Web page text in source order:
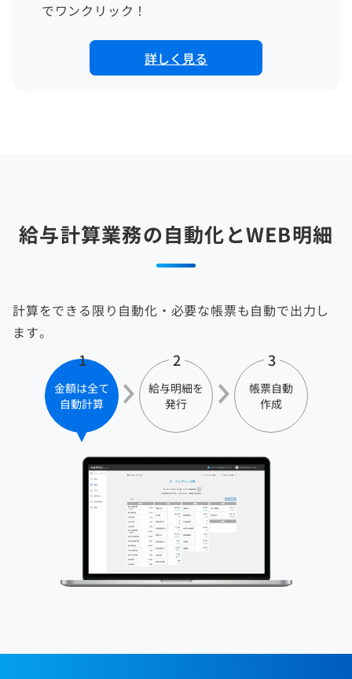
でワンクリック！
詳しく見る
給与計算業務の自動化とWEB明細
計算をできる限り自動化・必要な帳票も自動で出力し
ます。
1
金額は全て
自動計算
2
給与明細を
発行
3
帳票自動
作成